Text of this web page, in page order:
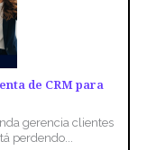
de CRM para
gerencia clientes
perdendo...